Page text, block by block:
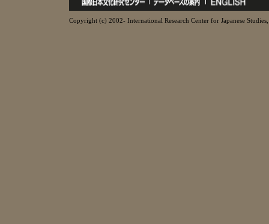
Copyright (c) 2002- International Research Center for Japanese